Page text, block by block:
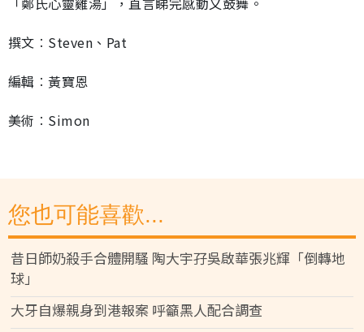
撰文︰Steven、Pat
編輯︰黃寶恩
美術︰Simon
您也可能喜歡...
昔日師奶殺手合體開騷 陶大宇孖吳啟華張兆輝「倒轉地
球」
大牙自爆親身到港報案 呼籲黑人配合調查